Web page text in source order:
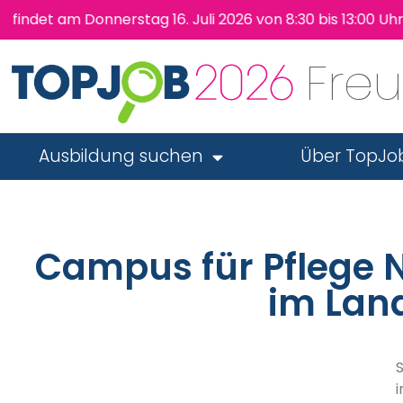
am Donnerstag 16. Juli 2026 von 8:30 bis 13:00 Uhr
Ausbildung suchen Über
Campus für Pflege
im